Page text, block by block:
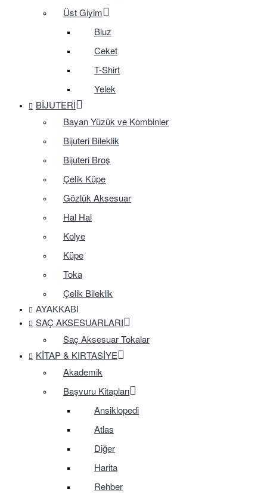
Üst Giyim
Bluz
Ceket
T-Shirt
Yelek
BIJUTERI
Bayan Yüzük ve Kombinler
Bijuteri Bileklik
Bijuteri Broş
Çelik Küpe
Gözlük Aksesuar
Hal Hal
Kolye
Küpe
Toka
Çelik Bileklik
AYAKKABI
SAÇ AKSESUARLARI
Saç Aksesuar Tokalar
KITAP & KIRTASIYE
Akademik
Başvuru Kitapları
Ansiklopedi
Atlas
Diğer
Harita
Rehber